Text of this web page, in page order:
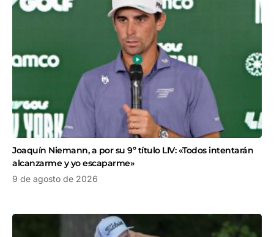
Joaquín Niemann, a por su 9º título LIV: «Todos intentarán
alcanzarme y yo escaparme»
9 de agosto de 2026